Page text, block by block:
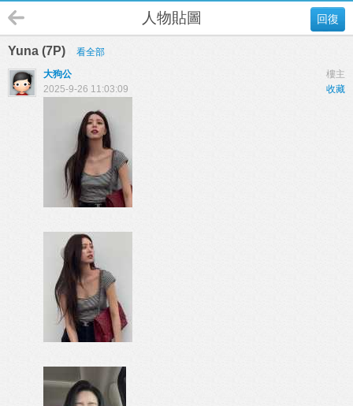
回復
人物貼圖
Yuna (7P)
看全部
樓主
大狗公
收藏
2025-9-26 11:03:09